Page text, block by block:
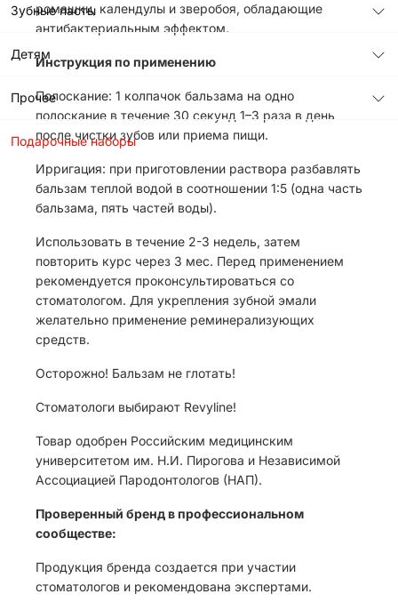
Зубные пасты
Детям
Прочее
Подарочные наборы
ромашки, календулы и зверобоя, обладающие
антибактериальным эффектом.
Инструкция по применению
Полоскание: 1 колпачок бальзама на одно
полоскание в течение 30 секунд 1–3 раза в день
после чистки зубов или приема пищи.
Ирригация: при приготовлении раствора разбавлять
бальзам теплой водой в соотношении 1∶5 (одна часть
бальзама, пять частей воды).
Использовать в течение 2-3 недель, затем
повторить курс через 3 мес. Перед применением
рекомендуется проконсультироваться со
стоматологом. Для укрепления зубной эмали
желательно применение реминерализующих
средств.
Осторожно! Бальзам не глотать!
Стоматологи выбирают Revyline!
Товар одобрен Российским медицинским
университетом им. Н.И. Пирогова и Независимой
Ассоциацией Пародонтологов (НАП).
Проверенный бренд в профессиональном
сообществе:
Продукция бренда создается при участии
стоматологов и рекомендована экспертами.